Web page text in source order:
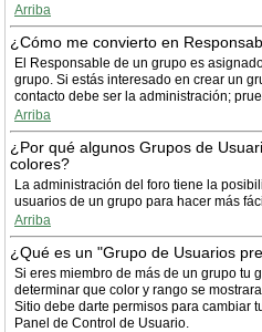
Arriba
¿Cómo me convierto en
El Responsable de un grupo es
grupo. Si estás interesado en crear un
contacto debe ser la administración;
Arriba
¿Por qué algunos Grupos de
colores?
La administración del foro tiene la
usuarios de un grupo para hacer más
Arriba
¿Qué es un "Grupo de Usuarios
Si eres miembro de más de un grupo tu
determinar que color y rango se
Sitio debe darte permisos para cambiar
Panel de Control de Usuario.